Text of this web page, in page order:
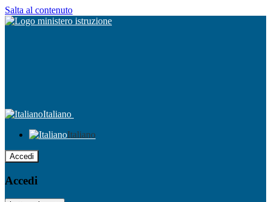
Salta al contenuto
Italiano
Italiano
Accedi
Accedi